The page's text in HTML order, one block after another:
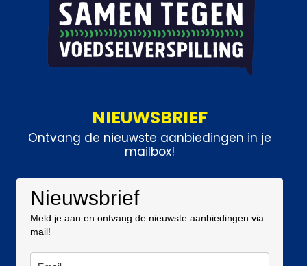
NIEUWSBRIEF
Ontvang de nieuwste aanbiedingen in je
mailbox!
Nieuwsbrief
Meld je aan en ontvang de nieuwste aanbiedingen via
mail!